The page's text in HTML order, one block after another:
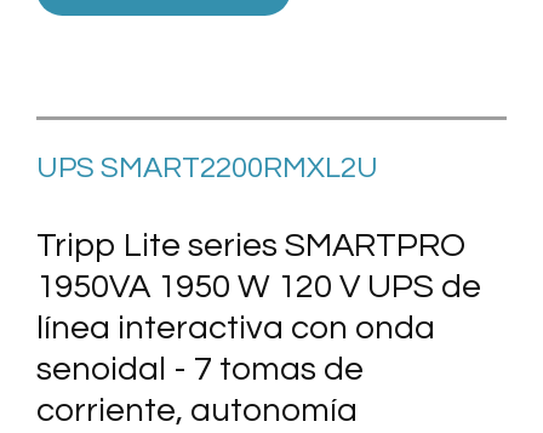
UPS SMART2200RMXL2U
Tripp Lite series SMARTPRO
1950VA 1950 W 120 V UPS de
línea interactiva con onda
senoidal - 7 tomas de
corriente, autonomía